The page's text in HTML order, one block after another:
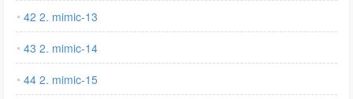
42 2. mimic-13
43 2. mimic-14
44 2. mimic-15